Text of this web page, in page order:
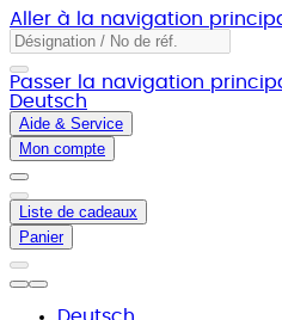
Aller à la navigation
Passer la navigation
Deutsch
Aide & Service
Mon compte
Liste de cadeaux
Panier